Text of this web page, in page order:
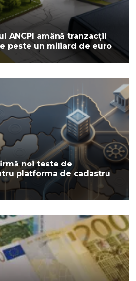
ANCPI amână tranzacții
peste un miliard de euro
noi teste de
platforma de cadastru